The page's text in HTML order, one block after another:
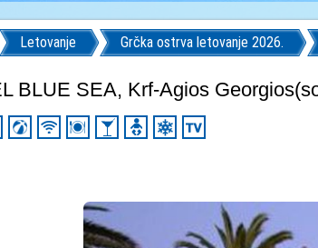
Letovanje Grčka ostrva letovanje 2026.
BLUE SEA, Krf-Agios